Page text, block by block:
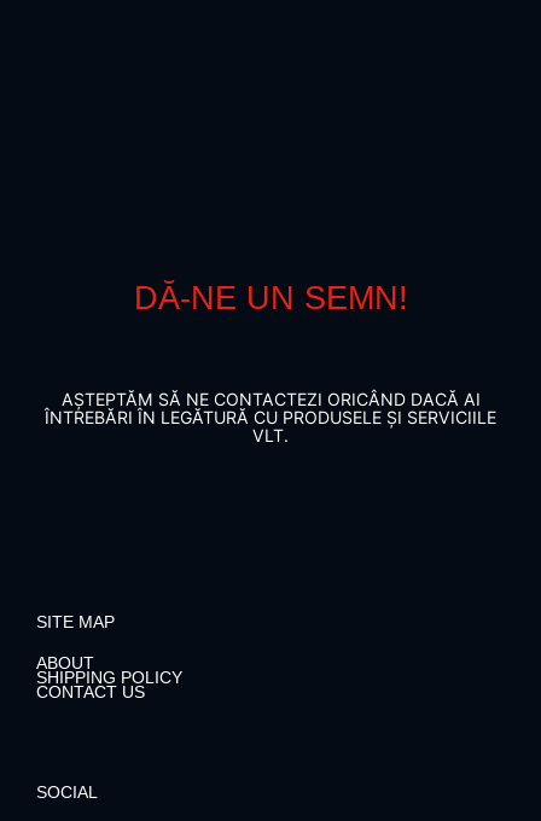
DĂ-NE UN SEMN!
AȘTEPTĂM SĂ NE CONTACTEZI ORICÂND DACĂ AI
ÎNTREBĂRI ÎN LEGĂTURĂ CU PRODUSELE ȘI SERVICIILE
VLT.
SITE MAP
ABOUT
SHIPPING POLICY
CONTACT US
SOCIAL